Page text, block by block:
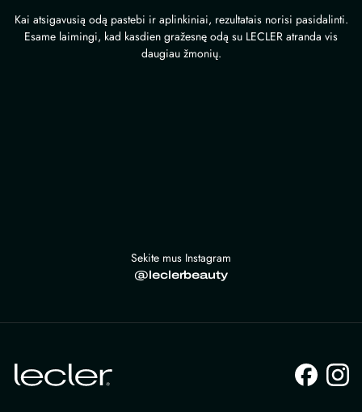
Kai atsigavusią odą pastebi ir aplinkiniai, rezultatais norisi pasidalinti.
Esame laimingi, kad kasdien gražesnę odą su LECLER atranda vis
daugiau žmonių.
Sekite mus Instagram
@leclerbeauty